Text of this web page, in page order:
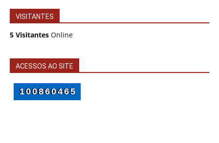
VISITANTES
5 Visitantes Online
ACESSOS AO SITE